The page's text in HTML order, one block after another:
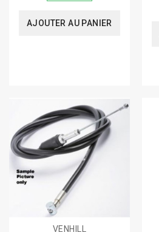
AJOUTER AU PANIER
VENHILL